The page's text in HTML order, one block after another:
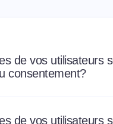
de vos utilisateurs
consentement?
de vos utilisateurs